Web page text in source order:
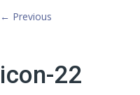
Image navigation
← Previous
icon-22